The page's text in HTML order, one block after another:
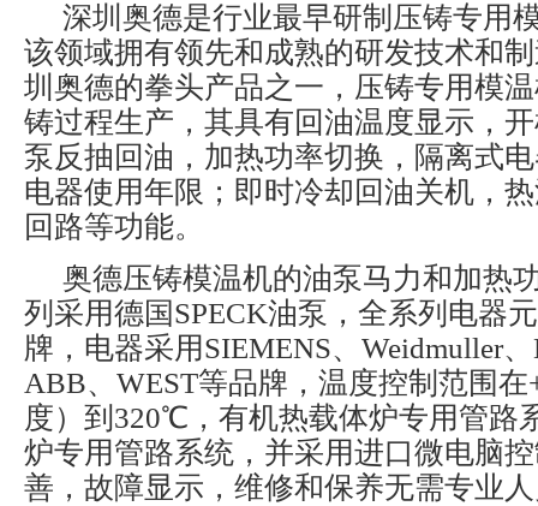
深圳奥德是行业最早研制压铸专用
该领域拥有领先和成熟的研发技术和
圳奥德的拳头产品之一，压铸专用模
铸过程生产，其具有回油温度显示，
泵反抽回油，加热功率切换，隔离式
电器使用年限；即时冷却回油关机，热
回路等功能。
奥德压铸模温机的油泵马力和加热
列采用德国SPECK油泵，全系列电器
牌，电器采用SIEMENS、Weidmuller
ABB、WEST等品牌，温度控制范围
度）到320℃，有机热载体炉专用管路
炉专用管路系统，并采用进口微电脑
善，故障显示，维修和保养无需专业